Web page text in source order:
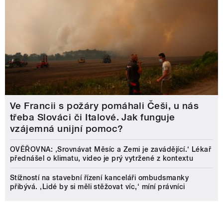
Ve Francii s požáry pomáhali Češi, u nás
třeba Slováci či Italové. Jak funguje
vzájemná unijní pomoc?
OVĚŘOVNA: ‚Srovnávat Měsíc a Zemi je zavádějící.‘ Lékař
přednášel o klimatu, video je prý vytržené z kontextu
Stížností na stavební řízení kanceláři ombudsmanky
přibývá. ‚Lidé by si měli stěžovat víc,‘ míní právníci